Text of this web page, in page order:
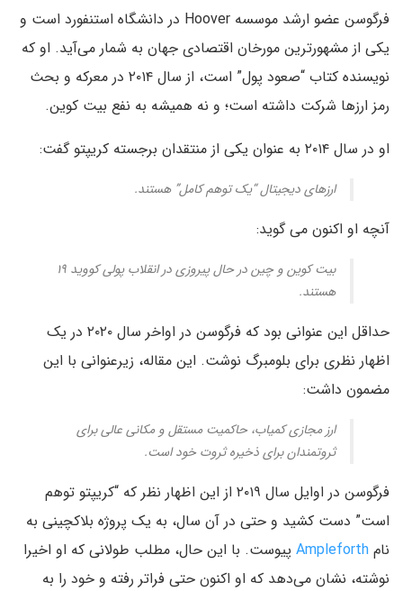
فرگوسن عضو ارشد موسسه Hoover در دانشگاه استنفورد است و
یکی از مشهورترین مورخان اقتصادی جهان به شمار می‌آید. او که
نویسنده کتاب “صعود پول” است، از سال ۲۰۱۴ در معرکه و بحث
رمز ارزها شرکت داشته است؛ و نه همیشه به نفع بیت کوین.
او در سال ۲۰۱۴ به عنوان یکی از منتقدان برجسته کریپتو گفت:
ارزهای دیجیتال “یک توهم کامل” هستند.
آنچه او اکنون می گوید:
بیت کوین و چین در حال پیروزی در انقلاب پولی کووید ۱۹
هستند.
حداقل این عنوانی بود که فرگوسن در اواخر سال ۲۰۲۰ در یک
اظهار نظری برای بلومبرگ نوشت. این مقاله، زیرعنوانی با این
مضمون داشت:
ارز مجازی کمیاب، حاکمیت مستقل و مکانی عالی برای
ثروتمندان برای ذخیره ثروت خود است.
فرگوسن در اوایل سال ۲۰۱۹ از این اظهار نظر که “کریپتو توهم
است” دست کشید و حتی در آن سال، به یک پروژه بلاکچینی به
نام Ampleforth پیوست. با این حال، مطلب طولانی که او اخیرا
نوشته، نشان می‌دهد که او اکنون حتی فراتر رفته و خود را به